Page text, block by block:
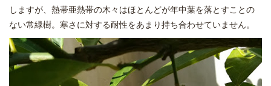
しますが、熱帯亜熱帯の木々はほとんどが年中葉を落とすことの
ない常緑樹。寒さに対する耐性をあまり持ち合わせていません。